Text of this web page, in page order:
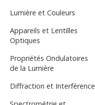
Lumière et Couleurs
Appareils et Lentilles
Optiques
Propriétés Ondulatoires
de la Lumière
Diffraction et Interférence